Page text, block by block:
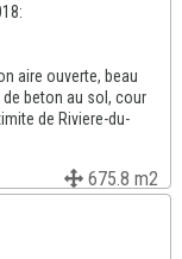
aire ouverte, beau
beton au sol, cour
de Riviere-du-
675.8 m2